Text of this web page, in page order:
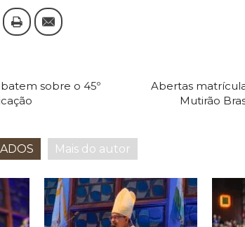
sobre o 45º
Abertas
Mutirão
Mais do autor